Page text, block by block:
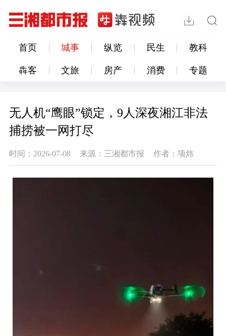
首页 城事 纵览 民生 教科
犇客 文旅 房产 消费 专题
无人机“鹰眼”锁定，9人深夜湘江非法
捕捞被一网打尽
时间：2026-07-08 来源：三湘都市报 作者：项炜